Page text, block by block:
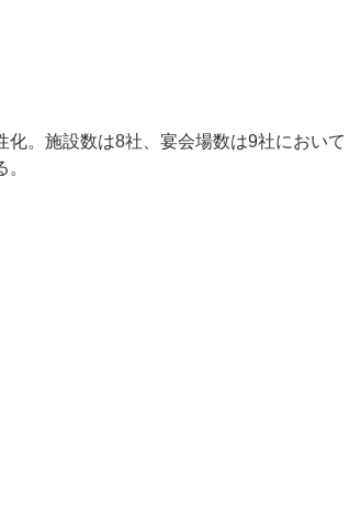
。施設数は8社、宴会場数は9社において